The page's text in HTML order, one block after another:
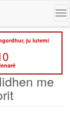
ju lutemi
me